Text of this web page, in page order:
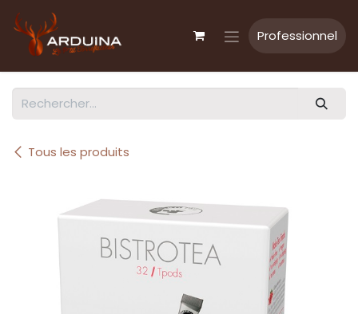
Professionnel
Tous les produits